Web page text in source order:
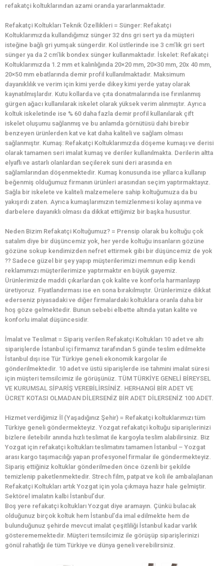
refakatçi koltuklarından azami oranda yararlanmaktadır.
Refakatçi Koltukları Teknik Özellikleri = Sünger: Refakatçi
Koltuklarımızda kullandığımız sünger 32 dns gri sert ya da müşteri
isteğine bağlı gri yumşak süngerdir. Kol üstlerinde ise 3 cm’lik gri sert
sünger ya da 2 cm’lik bondex sünger kullanmaktadır. İskelet: Refakatçi
Koltuklarımızda 1.2 mm et kalınlığında 20×20 mm, 20×30 mm, 20x 40 mm,
20×50 mm ebatlarında demir profil kullanılmaktadır. Maksimum
dayanıklılık ve verim için kimi yerde dikey kimi yerde yatay olarak
kaynatılmışlardır. Kutu kollarda ve çıta donatmalarında ise fırınlanmış
gürgen ağacı kullanılarak iskelet olarak yüksek verim alınmıştır. Ayrıca
koltuk iskeletinde ise % 60 daha fazla demir profil kullanılarak çift
iskelet oluşumu sağlanmış ve bu anlamda görnütüsü dahi birebir
benzeyen ürünlerden kat ve kat daha kaliteli ve sağlam olması
sağlanmıştır. Kumaş: Refakatçi Koltuklarımızda döşeme kumaşı ve derisi
olarak tamamen seri imalat kumaş ve deriler kullanılmakta. Derilerin altta
elyaflı ve astarlı olanlardan seçilerek suni deri arasında en
sağlamlarından döşenmektedir. Kumaş konusunda ise yıllarca kullanıp
beğenmiş olduğumuz firmanın ürünleri arasından seçim yaptırmaktayız.
Sağla bir iskelete ve kaliteli malzemelere sahip koltuğumuza da bu
yakışırdı zaten. Ayrıca kumaşlarımızın temizlenmesi kolay aşınma ve
darbelere dayanıklı olması da dikkat ettiğimiz bir başka husustur.
Neden Bizim Refakatçi Koltuğumuz? = Prensip olarak bu koltuğu çok
satalım diye bir düşüncemiz yok, her yerde koltuğu insanların gözüne
gözüne sokup kendimizden nefret ettirmek gibi bir düşüncemiz de yok
?? Sadece güzel bir şey yapıp müşterilerimizi memnun edip kendi
reklamımızı müşterilerimize yaptırmaktır en büyük gayemiz.
Ürünlerimizde maddi çıkarlardan çok kalite ve konforla harmanlayıp
üretiyoruz. Fiyatlandırması ise en sona bırakılmıştır. Ürünlerimize dikkat
ederseniz piyasadaki ve diğer firmalardaki koltuklara oranla daha bir
hoş göze gelmektedir. Bunun sebebi elbette altında yatan kalite ve
konforlu imalat düşüncesidir.
İmalat ve Teslimat = Sipariş verilen Refakatçi Koltukları 10 adet ve altı
siparişlerde İstanbul içi firmamız tarafından 5 günde teslim edilmekte
İstanbul dışı ise Tür Türkiye geneli ekonomik kargolar ile
gönderilmektedir. 10 adet ve üstü siparişlerde ise tahmini imalat süresi
için müşteri temsilcimiz ile görüşünüz. TÜM TÜRKİYE GENELİ BİREYSEL
VE KURUMSAL SİPARİŞ VEREBİLİRSİNİZ. HERHANGİ BİR ADET VE
ÜCRET KOTASI OLMADAN DİLERSENİZ BİR ADET DİLERSENİZ 100 ADET.
Hizmet verdiğimiz İl (Yaşadığınız Şehir) = Refakatçi koltuklarımızı tüm
Türkiye geneli göndermekteyiz. Yozgat refakatçi koltuğu siparişlerinizi
bizlere iletebilir anında hızlı teslimat ile kargoyla teslim alabilirsiniz. Biz
Yozgat için refakatçi koltukları teslimatını tamamen İstanbul – Yozgat
arası kargo taşımacılığı yapan profesyonel firmalar ile göndermekteyiz.
Sipariş ettiğiniz koltuklar gönderilmeden önce özenli bir şekilde
temizlenip paketlenmektedir. Strech film, patpat ve koli ile ambalajlanan
Refakatçi Koltukları artık Yozgat için yola çıkmaya hazır hale gelmiştir.
Sektörel imalatın kalbi İstanbul’dur.
Boş yere refakatçi koltukları Yozgat diye aramayın. Çünkü bulacak
olduğunuz birçok koltuk hem İstanbul’da imal edilmekte hem de
bulunduğunuz şehirde mevcut imalat çeşitliliği İstanbul kadar varlık
gösterememektedir. Müşteri temsilcimiz ile görüşüp siparişlerinizi
gönül rahatlığı ile tüm Türkiye ve dünya geneli verebilirsiniz.